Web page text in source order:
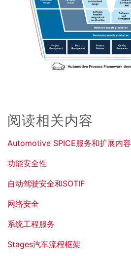
阅读相关内容
Automotive SPICE服务和扩展内容
功能安全性
自动驾驶安全和SOTIF
网络安全
系统工程服务
Stages汽车流程框架